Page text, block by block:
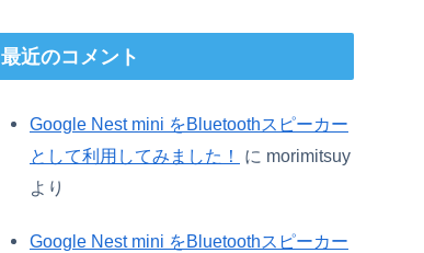
最近のコメント
Google Nest mini をBluetoothスピーカー
として利用してみました！
に morimitsuy
より
Google Nest mini をBluetoothスピーカー